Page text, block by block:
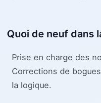
Quoi de neuf dans
Prise en charge des
Corrections de
la logique.